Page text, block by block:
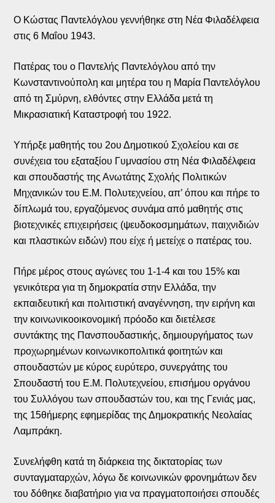
Ο Κώστας Παντελόγλου γεννήθηκε στη Νέα Φιλαδέλφεια
στις 6 Μαΐου 1943.
Πατέρας του ο Παντελής Παντελόγλου από την
Κωνσταντινούπολη και μητέρα του η Μαρία Παντελόγλου
από τη Σμύρνη, ελθόντες στην Ελλάδα μετά τη
Μικρασιατική Καταστροφή του 1922.
Υπήρξε μαθητής του 2ου Δημοτικού Σχολείου και σε
συνέχεια του εξαταξίου Γυμνασίου στη Νέα Φιλαδέλφεια
και σπουδαστής της Ανωτάτης Σχολής Πολιτικών
Μηχανικών του Ε.Μ. Πολυτεχνείου, απ’ όπου και πήρε το
δίπλωμά του, εργαζόμενος συνάμα από μαθητής στις
βιοτεχνικές επιχειρήσεις (ψευδοκοσμημάτων, παιχνιδιών
και πλαστικών ειδών) που είχε ή μετείχε ο πατέρας του.
Πήρε μέρος στους αγώνες του 1-1-4 και του 15% και
γενικότερα για τη δημοκρατία στην Ελλάδα, την
εκπαιδευτική και πολιτιστική αναγέννηση, την ειρήνη και
την κοινωνικοοικονομική πρόοδο και διετέλεσε
συντάκτης της Πανσπουδαστικής, δημιουργήματος των
προχωρημένων κοινωνικοπολιτικά φοιτητών και
σπουδαστών με κύρος ευρύτερο, συνεργάτης του
Σπουδαστή του Ε.Μ. Πολυτεχνείου, επισήμου οργάνου
του Συλλόγου των σπουδαστών του, και της Γενιάς μας,
της 15θήμερης εφημερίδας της Δημοκρατικής Νεολαίας
Λαμπράκη.
Συνελήφθη κατά τη διάρκεια της δικτατορίας των
συνταγματαρχών, λόγω δε κοινωνικών φρονημάτων δεν
του δόθηκε διαβατήριο για να πραγματοποιήσει σπουδές